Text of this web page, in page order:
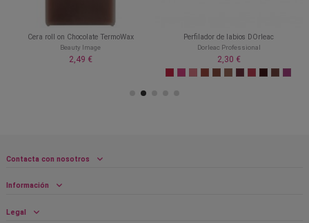
Cera roll on Chocolate TermoWax
Beauty Image
2,49 €
Perfilador de labios DOrleac
Dorleac Professional
2,30 €
Contacta con nosotros
Información
Legal